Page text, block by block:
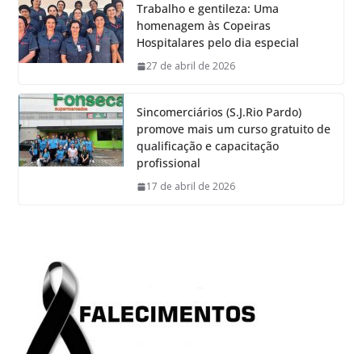
Trabalho e gentileza: Uma
homenagem às Copeiras
Hospitalares pelo dia especial
27 de abril de 2026
Sincomerciários (S.J.Rio Pardo)
promove mais um curso gratuito de
qualificação e capacitação
profissional
17 de abril de 2026